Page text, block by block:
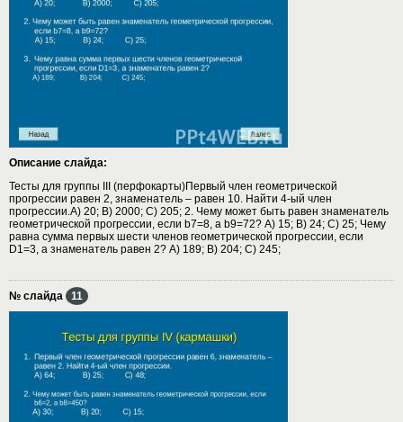
Описание слайда:
Тесты для группы III (перфокарты)Первый член геометрической
прогрессии равен 2, знаменатель – равен 10. Найти 4-ый член
прогрессии.А) 20; B) 2000; C) 205; 2. Чему может быть равен знаменатель
геометрической прогрессии, если b7=8, а b9=72? А) 15; B) 24; C) 25; Чему
равна сумма первых шести членов геометрической прогрессии, если
D1=3, а знаменатель равен 2? А) 189; B) 204; C) 245;
№ слайда 11